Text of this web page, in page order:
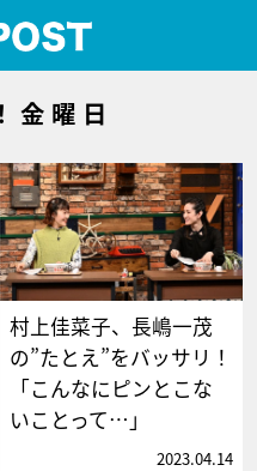
金曜日
村上佳菜子、長嶋一茂
の”たとえ”をバッサリ！
「こんなにピンとこな
いことって…」
2023.04.14